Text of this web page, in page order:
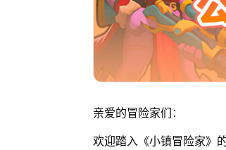
亲爱的冒险家们：
欢迎踏入《小镇冒险家》